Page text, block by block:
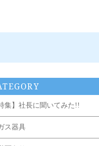
集】社長に聞いてみた!!
ス器具